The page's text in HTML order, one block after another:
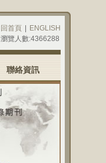
回首頁
ENGLISH
瀏覽人數:4366288
聯絡資訊